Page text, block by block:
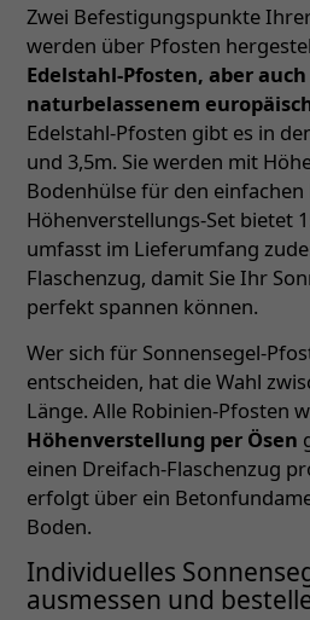
Zwei Befestigungspunkte
werden über Pfosten
Edelstahl-Pfosten, aber
naturbelassenem
Edelstahl-Pfosten gibt es in
und 3,5m. Sie werden mit
Bodenhülse für den einfachen
Höhenverstellungs-Set bietet
umfasst im Lieferumfang
Flaschenzug, damit Sie Ihr
perfekt spannen können.
Wer sich für Sonnensegel-
entscheiden, hat die Wahl
Länge. Alle Robinien-Pfosten
Höhenverstellung per Ösen
einen Dreifach-Flaschenzug
erfolgt über ein
Boden.
Individuelles
ausmessen und